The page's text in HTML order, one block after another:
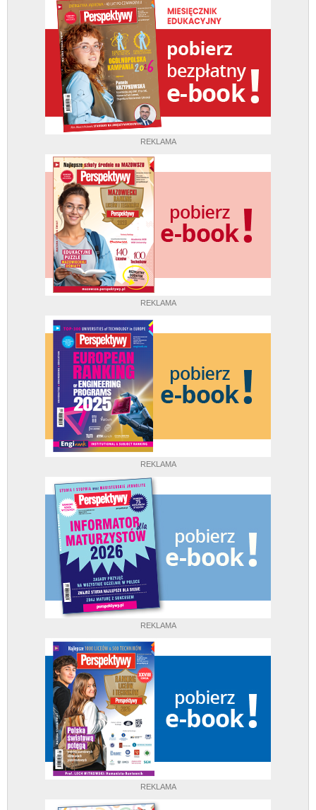
REKLAMA
REKLAMA
REKLAMA
REKLAMA
REKLAMA